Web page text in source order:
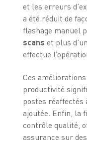
et les erreurs
a été réduit de
flashage manuel
scans et plus
effectue
Ces
productivité
postes réaffectés
ajoutée. Enfin, la
contrôle qualité,
assurance sur